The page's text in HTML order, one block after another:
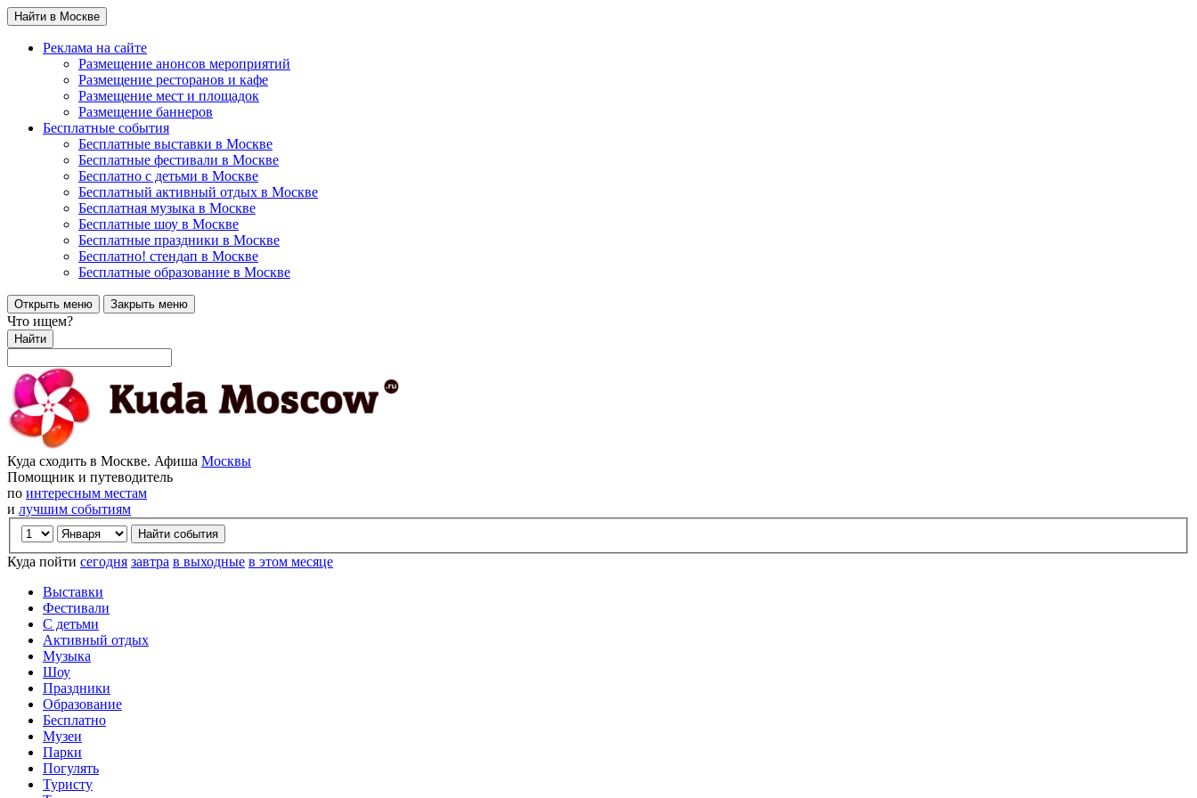
Найти в Москве
Реклама на сайте
Размещение анонсов мероприятий
Размещение ресторанов и кафе
Размещение мест и площадок
Размещение баннеров
Бесплатные события
Бесплатные выставки в Москве
Бесплатные фестивали в Москве
Бесплатно с детьми в Москве
Бесплатный активный отдых в Москве
Бесплатная музыка в Москве
Бесплатные шоу в Москве
Бесплатные праздники в Москве
Бесплатно! стендап в Москве
Бесплатные образование в Москве
Открыть меню Закрыть меню
Что ищем?
Найти
Куда сходить в Москве. Афиша Москвы
Помощник и путеводитель
по интересным местам
и лучшим событиям
Куда пойти сегодня завтра в выходные в этом месяце
Выставки
Фестивали
С детьми
Активный отдых
Музыка
Шоу
Праздники
Образование
Бесплатно
Музеи
Парки
Погулять
Туристу